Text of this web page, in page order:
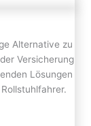
Alternative zu
Versicherung
Lösungen